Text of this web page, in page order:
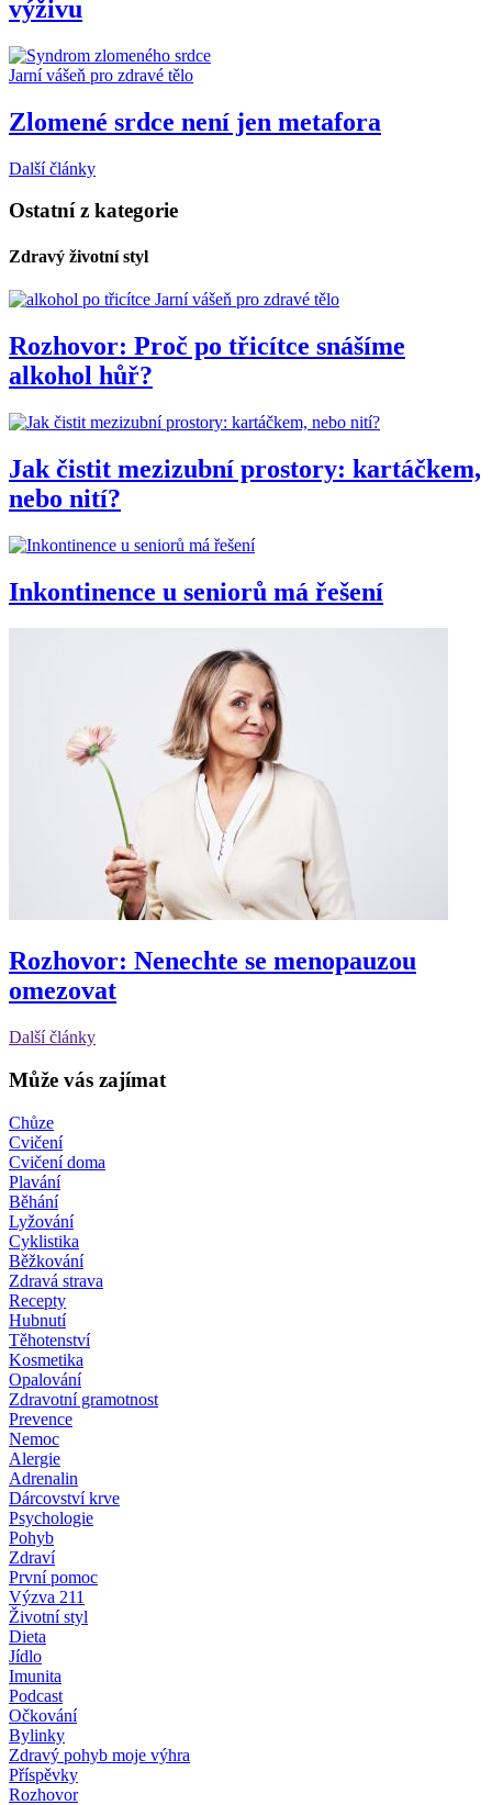
výživu
Jarní vášeň pro zdravé tělo
Zlomené srdce není jen metafora
Další články
Ostatní z kategorie
Zdravý životní styl
Jarní vášeň pro zdravé tělo
Rozhovor: Proč po třicítce snášíme
alkohol hůř?
Jak čistit mezizubní prostory: kartáčkem,
nebo nití?
Inkontinence u seniorů má řešení
Rozhovor: Nenechte se menopauzou
omezovat
Další články
Může vás zajímat
Chůze
Cvičení
Cvičení doma
Plavání
Běhání
Lyžování
Cyklistika
Běžkování
Zdravá strava
Recepty
Hubnutí
Těhotenství
Kosmetika
Opalování
Zdravotní gramotnost
Prevence
Nemoc
Alergie
Adrenalin
Dárcovství krve
Psychologie
Pohyb
Zdraví
První pomoc
Výzva 211
Životní styl
Dieta
Jídlo
Imunita
Podcast
Očkování
Bylinky
Zdravý pohyb moje výhra
Příspěvky
Rozhovor